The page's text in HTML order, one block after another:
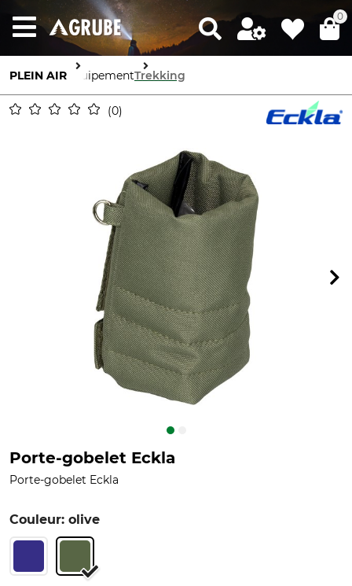
0
PLEIN AIR ÉquipementTrekking
0
Porte-gobelet Eckla
Porte-gobelet Eckla
Couleur: olive